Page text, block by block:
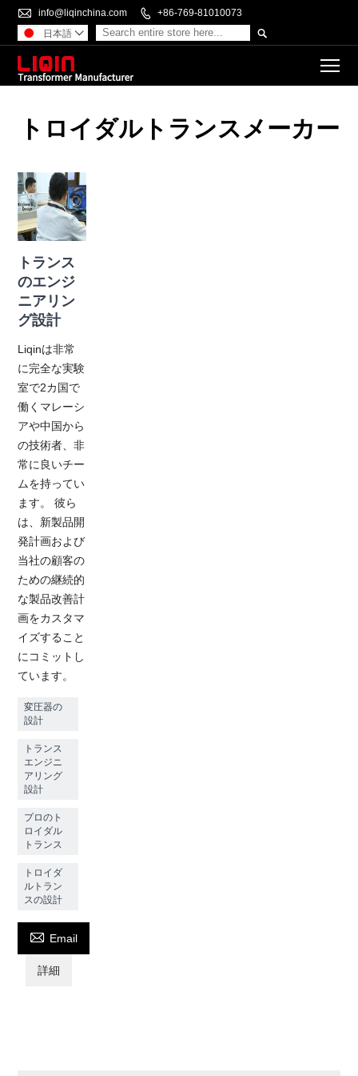
 info@liqinchina.com  +86-769-81010073

日本語 
トロイダルトランスメーカー
トランス
のエンジ
ニアリン
グ設計
Liqinは非常
に完全な実験
室で2カ国で
働くマレーシ
アや中国から
の技術者、非
常に良いチー
ムを持ってい
ます。 彼ら
は、新製品開
発計画および
当社の顧客の
ための継続的
な製品改善計
画をカスタマ
イズすること
にコミットし
ています。
変圧器の
設計
トランス
エンジニ
アリング
設計
プロのト
ロイダル
トランス
トロイダ
ルトラン
スの設計
 Email
詳細